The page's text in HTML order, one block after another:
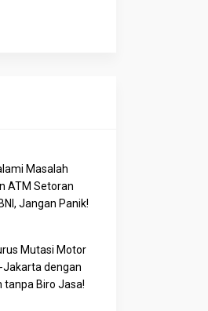
Masalah
ATM Setoran
Jangan Panik!
Mutasi Motor
Jakarta dengan
tanpa Biro Jasa!